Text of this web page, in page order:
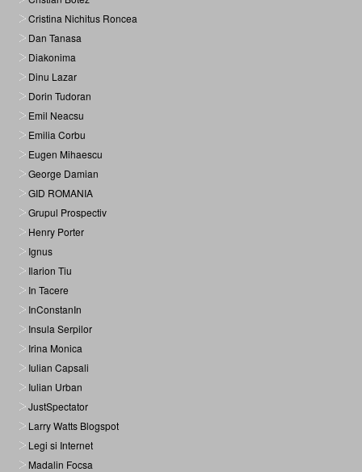
Cristina Nichitus Roncea
Dan Tanasa
Diakonima
Dinu Lazar
Dorin Tudoran
Emil Neacsu
Emilia Corbu
Eugen Mihaescu
George Damian
GID ROMANIA
Grupul Prospectiv
Henry Porter
Ignus
Ilarion Tiu
In Tacere
InConstanIn
Insula Serpilor
Irina Monica
Iulian Capsali
Iulian Urban
JustSpectator
Larry Watts Blogspot
Legi si Internet
Madalin Focsa